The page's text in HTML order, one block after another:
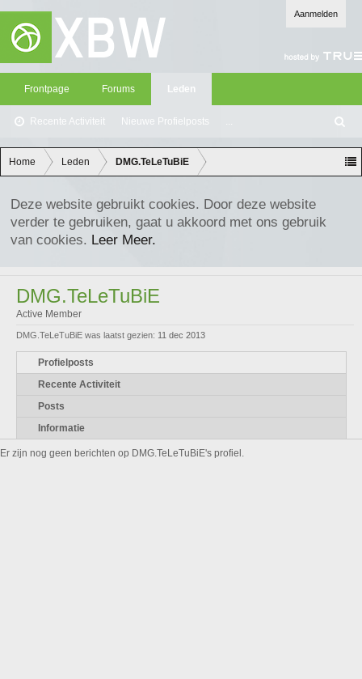
Aanmelden
Frontpage Forums Leden
Recente Activiteit Nieuwe Profielposts ...
oe
ke
n
Home Leden DMG.TeLeTuBiE
Deze website gebruikt cookies. Door deze website
verder te gebruiken, gaat u akkoord met ons gebruik
van cookies. Leer Meer.
DMG.TeLeTuBiE
Active Member
DMG.TeLeTuBiE was laatst gezien: 11 dec 2013
Profielposts
Recente Activiteit
Posts
Informatie
Er zijn nog geen berichten op DMG.TeLeTuBiE's profiel.